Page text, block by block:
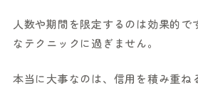
人数や期間を限定するのは効果的で
なテクニックに過ぎません。
本当に大事なのは、信用を積み重ね